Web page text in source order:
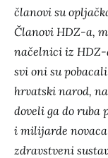
članovi su
Članovi HDZ-a,
načelnici iz HDZ-
svi oni su
hrvatski narod,
doveli ga do ruba
i milijarde
zdravstveni